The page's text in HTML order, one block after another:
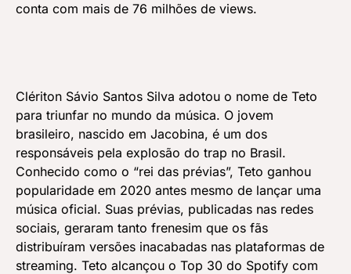
conta com mais de 76 milhões de views.
Clériton Sávio Santos Silva adotou o nome de Teto
para triunfar no mundo da música. O jovem
brasileiro, nascido em Jacobina, é um dos
responsáveis pela explosão do trap no Brasil.
Conhecido como o “rei das prévias”, Teto ganhou
popularidade em 2020 antes mesmo de lançar uma
música oficial. Suas prévias, publicadas nas redes
sociais, geraram tanto frenesim que os fãs
distribuíram versões inacabadas nas plataformas de
streaming. Teto alcançou o Top 30 do Spotify com